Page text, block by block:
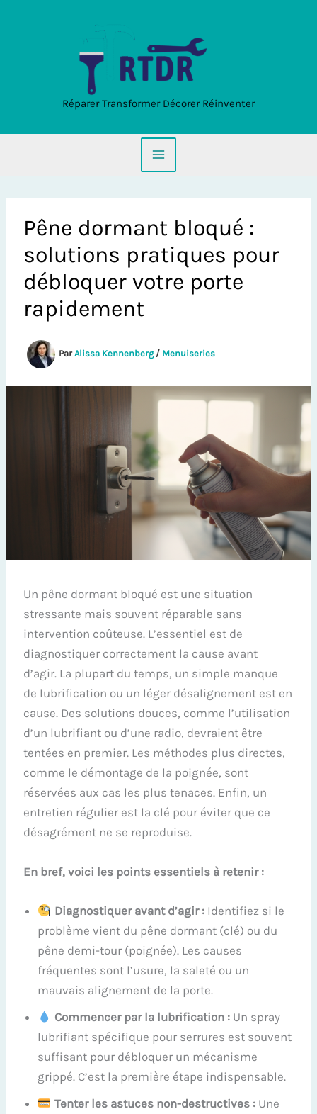
Réparer Transformer Décorer Réinventer
Pêne dormant bloqué :
solutions pratiques pour
débloquer votre porte
rapidement
ParAlissa Kennenberg / Menuiseries
Un pêne dormant bloqué est une situation
stressante mais souvent réparable sans
intervention coûteuse. L’essentiel est de
diagnostiquer correctement la cause avant
d’agir. La plupart du temps, un simple manque
de lubrification ou un léger désalignement est en
cause. Des solutions douces, comme l’utilisation
d’un lubrifiant ou d’une radio, devraient être
tentées en premier. Les méthodes plus directes,
comme le démontage de la poignée, sont
réservées aux cas les plus tenaces. Enfin, un
entretien régulier est la clé pour éviter que ce
désagrément ne se reproduise.
En bref, voici les points essentiels à retenir :
Diagnostiquer avant d’agir :Identifiez si le
problème vient du pêne dormant (clé) ou du
pêne demi-tour (poignée). Les causes
fréquentes sont l’usure, la saleté ou un
mauvais alignement de la porte.
Commencer par la lubrification :Un spray
lubrifiant spécifique pour serrures est souvent
suffisant pour débloquer un mécanisme
grippé. C’est la première étape indispensable.
Tenter les astuces non-destructives :Une